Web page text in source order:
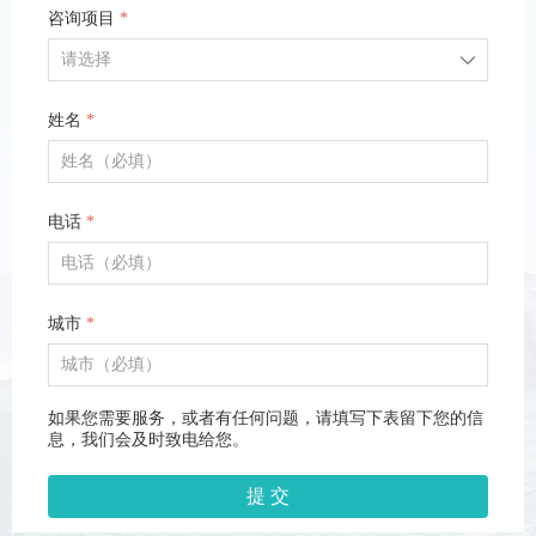
咨询项目 *
ꄳ
姓名 *
电话 *
城市 *
如果您需要服务，或者有任何问题，请填写下表留下您的信
息，我们会及时致电给您。
提 交